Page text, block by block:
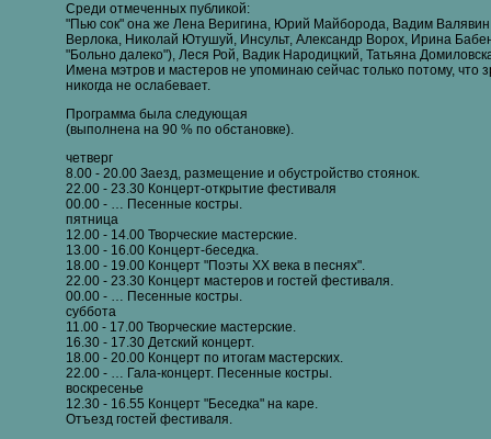
Среди отмеченных публикой:
"Пью сок" она же Лена Веригина, Юрий Майборода, Вадим
Верлока, Николай Ютушуй, Инсульт, Александр Ворох, Ирина
"Больно далеко"), Леся Рой, Вадик Народицкий, Татьяна
Имена мэтров и мастеров не упоминаю сейчас только потому, что
никогда не ослабевает.
Программа была следующая
(выполнена на 90 % по обстановке).
четверг
8.00 - 20.00 Заезд, размещение и обустройство стоянок.
22.00 - 23.30 Концерт-открытие фестиваля
00.00 - … Песенные костры.
пятница
12.00 - 14.00 Творческие мастерские.
13.00 - 16.00 Концерт-беседка.
18.00 - 19.00 Концерт "Поэты ХХ века в песнях".
22.00 - 23.30 Концерт мастеров и гостей фестиваля.
00.00 - … Песенные костры.
суббота
11.00 - 17.00 Творческие мастерские.
16.30 - 17.30 Детский концерт.
18.00 - 20.00 Концерт по итогам мастерских.
22.00 - … Гала-концерт. Песенные костры.
воскресенье
12.30 - 16.55 Концерт "Беседка" на каре.
Отъезд гостей фестиваля.